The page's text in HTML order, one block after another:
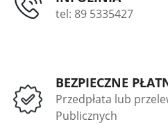
tel: 89 5335427
BEZPIECZNE
Przedpłata lub
Publicznych